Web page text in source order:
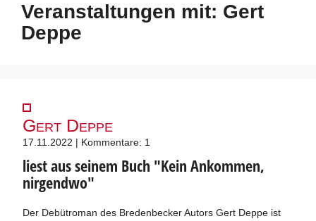
Veranstaltungen mit: Gert
Deppe
Gert Deppe
17.11.2022 | Kommentare: 1
liest aus seinem Buch "Kein Ankommen,
nirgendwo"
Der Debütroman des Bredenbecker Autors Gert Deppe ist